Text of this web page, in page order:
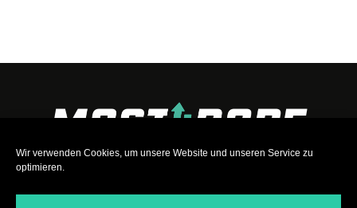
Wir verwenden Cookies, um unsere Website und unseren Service zu
optimieren.